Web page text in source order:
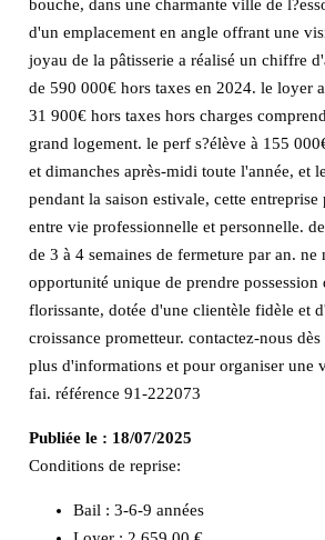
bouche, dans une charmante ville de
d'un emplacement en angle offrant une
joyau de la pâtisserie a réalisé un chiffre
de 590 000€ hors taxes en 2024. le loyer
31 900€ hors taxes hors charges
grand logement. le perf s?élève à 155
et dimanches après-midi toute l'année, et
pendant la saison estivale, cette
entre vie professionnelle et personnelle.
de 3 à 4 semaines de fermeture par an. ne
opportunité unique de prendre possession
florissante, dotée d'une clientèle fidèle et
croissance prometteur. contactez-nous
plus d'informations et pour organiser une
fai. référence 91-222073
Publiée le : 18/07/2025
Conditions de reprise:
Bail : 3-6-9 années